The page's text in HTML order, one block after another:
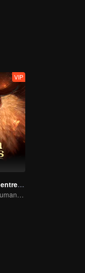
VIP
Dos destinos entrelazados
La Huérfana Humana se Ofrece para Vincularse con la Bestia Divina